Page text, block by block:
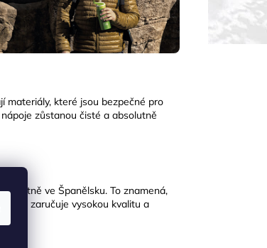
materiály, které jsou bezpečné pro
zůstanou čisté a absolutně
ve Španělsku. To znamená,
, což zaručuje vysokou kvalitu a